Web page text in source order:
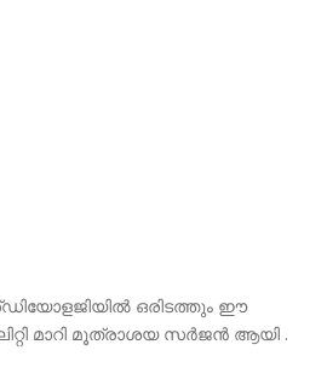
ഒരിടത്തും ഈ
മാറി മൂത്രാശയ സർജൻ ആയി .